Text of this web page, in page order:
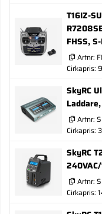
T16IZ-
FHSS,
Artnr:
Cirkapris:
SkyRC
Artnr:
Cirkapris:
SkyRC
Artnr:
Cirkapris: